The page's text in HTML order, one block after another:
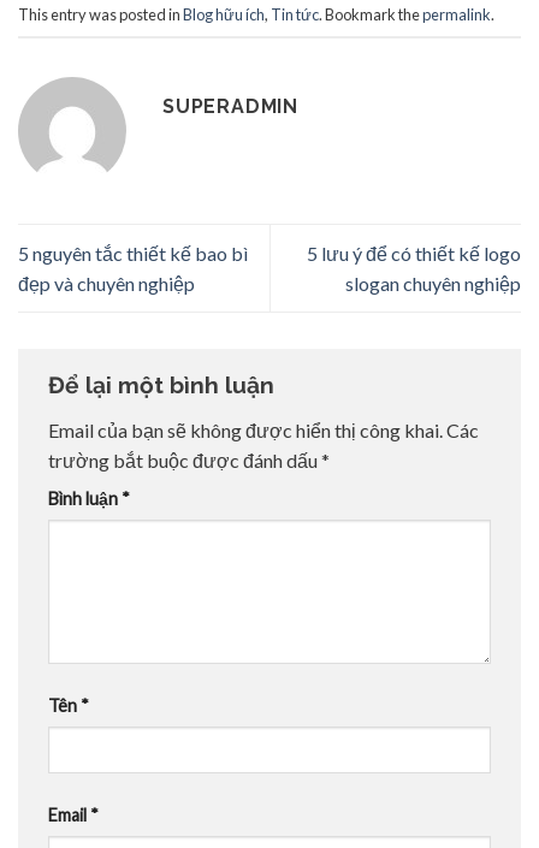
This entry was posted inBlog hữu ích, Tin tức. Bookmark thepermalink.
SUPERADMIN
5 nguyên tắc thiết kế bao bì
đẹp và chuyên nghiệp
5 lưu ý để có thiết kế logo
slogan chuyên nghiệp
Để lại một bình luận
Email của bạn sẽ không được hiển thị công khai.Các
trường bắt buộc được đánh dấu*
Bình luận *
Tên *
Email *